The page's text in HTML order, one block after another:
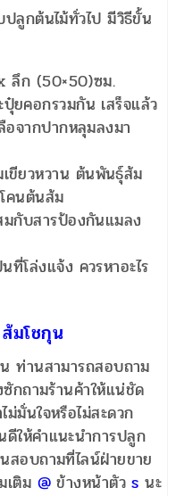
ปลูกต้นไม้ทั่วไป มีวิธีขั้น
ลึก (50×50)ซม.
ยคอกรวมกัน เสร็จแล้ว
อจากปากหลุมลงมา
ขียวหวาน ต้นพันธุ์ส้ม
คนต้นส้ม
มกับสารป้องกันแมลง
โล่งแจ้ง ควรหาอะไร
ส้มโชกุน
ท่านสามารถสอบถาม
กถามร้านค้าให้แน่ชัด
มั่นใจหรือไม่สะดวก
ให้คำแนะนำการปลูก
สอบถามที่ไลน์ฝ่ายขาย
เติม @ข้างหน้าตัว s นะ